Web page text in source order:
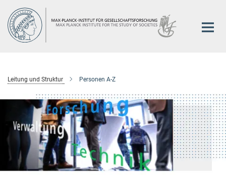
Hauptinhalt
Leitung und Struktur Personen A-Z